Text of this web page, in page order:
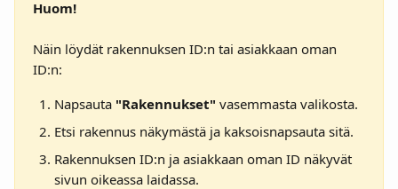
Huom!
Näin löydät rakennuksen ID:n tai asiakkaan oman
ID:n:
Napsauta "Rakennukset" vasemmasta valikosta.
Etsi rakennus näkymästä ja kaksoisnapsauta sitä.
Rakennuksen ID:n ja asiakkaan oman ID näkyvät
sivun oikeassa laidassa.